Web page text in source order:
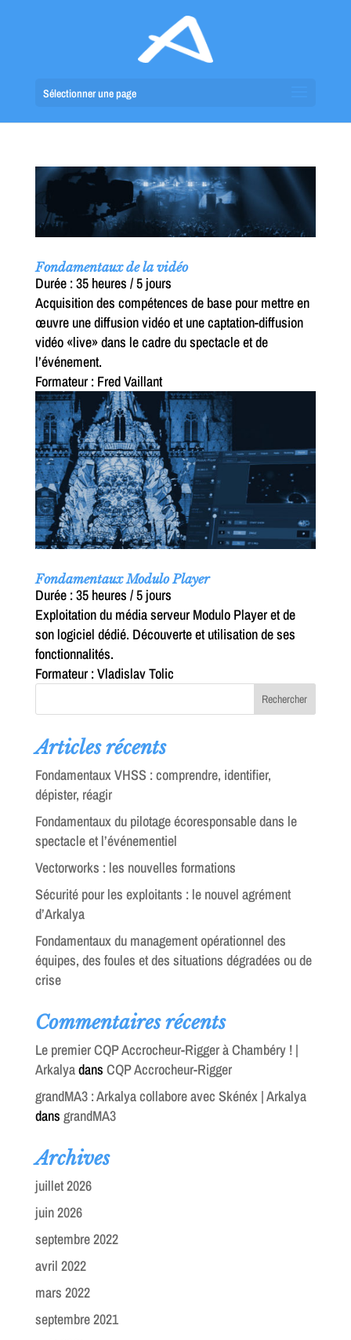
Sélectionner une page
Fondamentaux de la vidéo
Durée : 35 heures / 5 jours
Acquisition des compétences de base pour mettre en
œuvre une diffusion vidéo et une captation-diffusion
vidéo «live» dans le cadre du spectacle et de
l’événement.
Formateur : Fred Vaillant
Fondamentaux Modulo Player
Durée : 35 heures / 5 jours
Exploitation du média serveur Modulo Player et de
son logiciel dédié. Découverte et utilisation de ses
fonctionnalités.
Formateur : Vladislav Tolic
Articles récents
Fondamentaux VHSS : comprendre, identifier,
dépister, réagir
Fondamentaux du pilotage écoresponsable dans le
spectacle et l’événementiel
Vectorworks : les nouvelles formations
Sécurité pour les exploitants : le nouvel agrément
d’Arkalya
Fondamentaux du management opérationnel des
équipes, des foules et des situations dégradées ou de
crise
Commentaires récents
Le premier CQP Accrocheur-Rigger à Chambéry ! |
Arkalyadans CQP Accrocheur-Rigger
grandMA3 : Arkalya collabore avec Skénéx | Arkalya
dans grandMA3
Archives
juillet 2026
juin 2026
septembre 2022
avril 2022
mars 2022
septembre 2021